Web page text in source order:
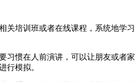
关培训班或者在线课程，系统地学习
习惯在人前演讲，可以让朋友或者家
行模拟。